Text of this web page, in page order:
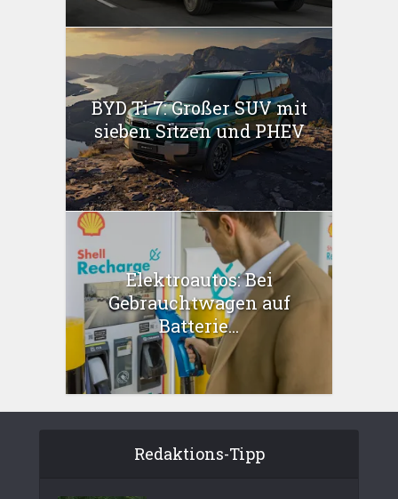
BYD Ti 7: Großer SUV mit
sieben Sitzen und PHEV
Elektroautos: Bei
Gebrauchtwagen auf
Batterie...
Redaktions-Tipp